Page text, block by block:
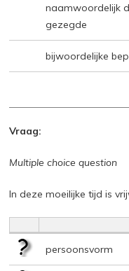
naamwoordelijk
gezegde
bijwoordelijke
Vraag:
Multiple choice question
In deze moeilijke tijd is
persoonsvorm